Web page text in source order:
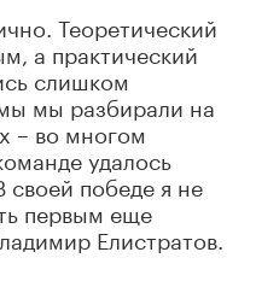
Теоретический
а практический
слишком
мы разбирали на
– во многом
удалось
своей победе я не
первым еще
Елистратов.